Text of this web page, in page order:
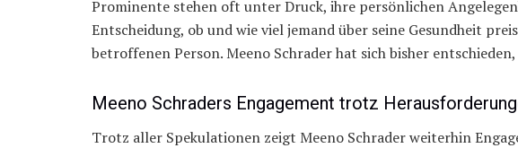
Prominente stehen oft unter Druck, ihre persönlichen
Entscheidung, ob und wie viel jemand über seine Gesundheit
betroffenen Person. Meeno Schrader hat sich bisher
Meeno Schraders Engagement trotz
Trotz aller Spekulationen zeigt Meeno Schrader weiterhin